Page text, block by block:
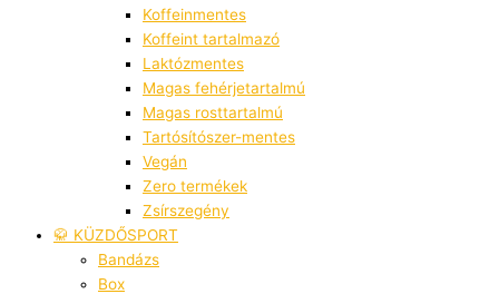
Koffeinmentes
Koffeint tartalmazó
Laktózmentes
Magas fehérjetartalmú
Magas rosttartalmú
Tartósítószer-mentes
Vegán
Zero termékek
Zsírszegény
🥋 KÜZDŐSPORT
Bandázs
Box